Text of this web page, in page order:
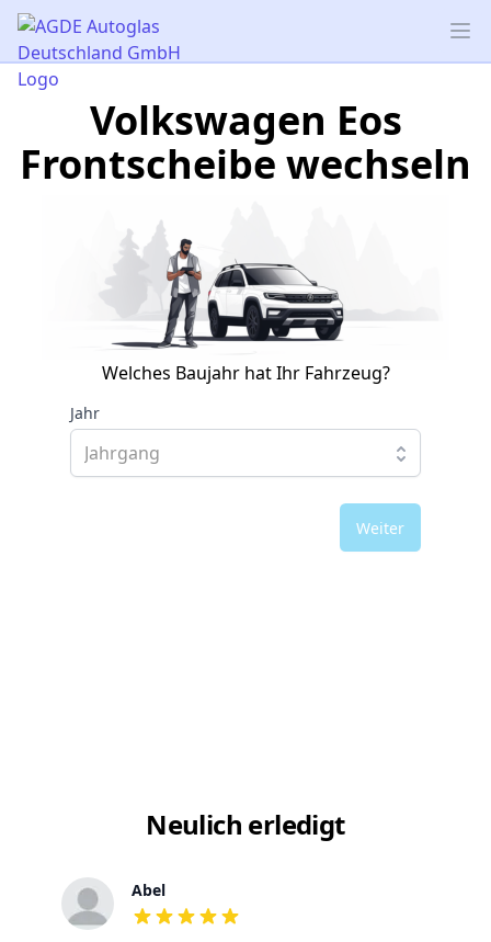
AGDE Autoglas Deutschland GmbH
Volkswagen Eos
Frontscheibe wechseln
Welches Baujahr hat Ihr Fahrzeug?
Jahr
Weiter
Neulich erledigt
Abel
out of 5 stars